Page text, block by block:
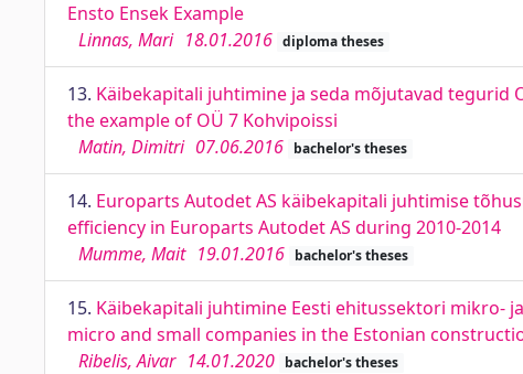
Ensto Ensek Example
Linnas, Mari 18.01.2016 diploma theses
13. Käibekapitali juhtimine ja seda mõjutavad tegurid
the example of OÜ 7 Kohvipoissi
Matin, Dimitri 07.06.2016 bachelor's theses
14. Europarts Autodet AS käibekapitali juhtimise
efficiency in Europarts Autodet AS during 2010-2014
Mumme, Mait 19.01.2016 bachelor's theses
15. Käibekapitali juhtimine Eesti ehitussektori mikro-
micro and small companies in the Estonian
Ribelis, Aivar 14.01.2020 bachelor's theses